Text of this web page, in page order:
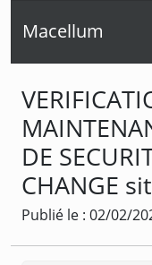
Macellum
DE
CHANGE
Publié le : 02/02/